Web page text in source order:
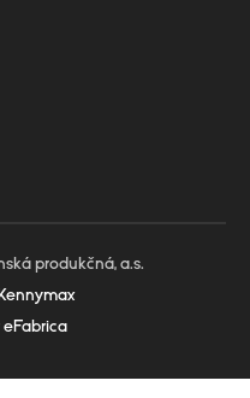
produkčná, a.s.
Kennymax
eFabrica